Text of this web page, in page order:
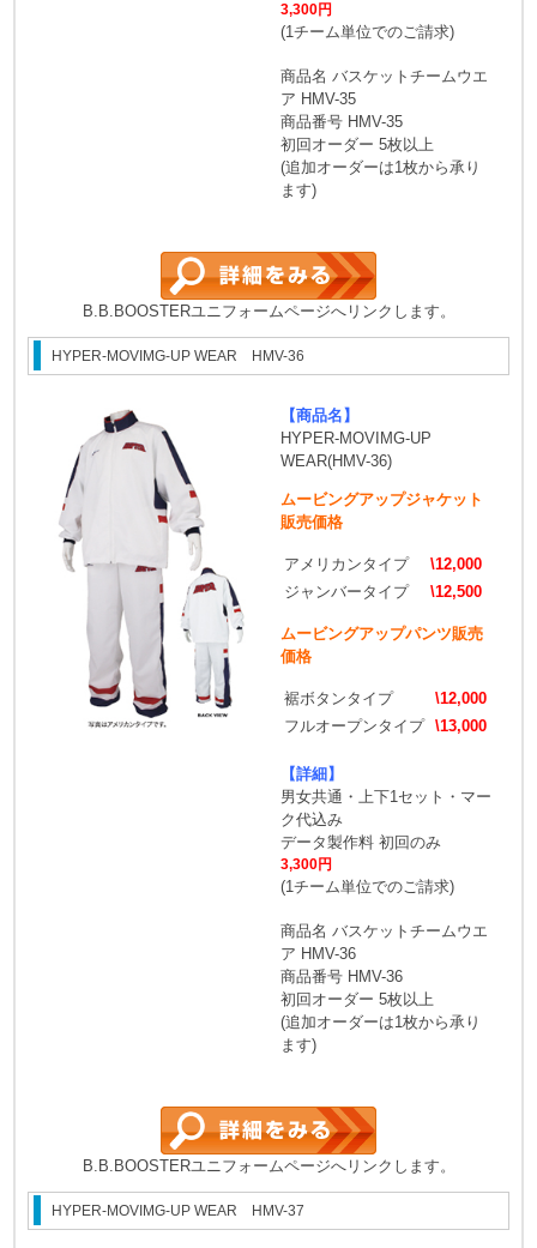
3,300円
(1チーム単位でのご請求)
商品名 バスケットチームウエ
ア HMV-35
商品番号 HMV-35
初回オーダー 5枚以上
(追加オーダーは1枚から承り
ます)
B.B.BOOSTERユニフォームページへリンクします。
HYPER-MOVIMG-UP WEAR HMV-36
【商品名】
HYPER-MOVIMG-UP
WEAR(HMV-36)
ムービングアップジャケット
販売価格
アメリカンタイプ
\12,000
ジャンバータイプ
\12,500
ムービングアップパンツ販売
価格
裾ボタンタイプ
\12,000
フルオープンタイプ \13,000
【詳細】
男女共通・上下1セット・マー
ク代込み
データ製作料 初回のみ
3,300円
(1チーム単位でのご請求)
商品名 バスケットチームウエ
ア HMV-36
商品番号 HMV-36
初回オーダー 5枚以上
(追加オーダーは1枚から承り
ます)
B.B.BOOSTERユニフォームページへリンクします。
HYPER-MOVIMG-UP WEAR HMV-37